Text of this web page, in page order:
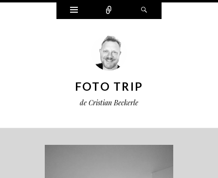
Widgets Connect
FOTO TRIP
de Cristian Beckerle